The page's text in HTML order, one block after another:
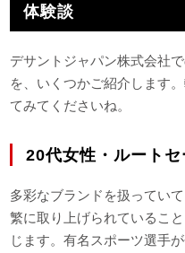
体験談
デサントジャパン株式会社
を、いくつかご紹介します
てみてくださいね。
20代女性・ルート
多彩なブランドを扱ってい
繁に取り上げられているこ
じます。有名スポーツ選手